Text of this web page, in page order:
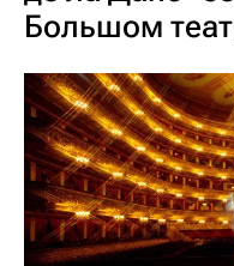
Большом